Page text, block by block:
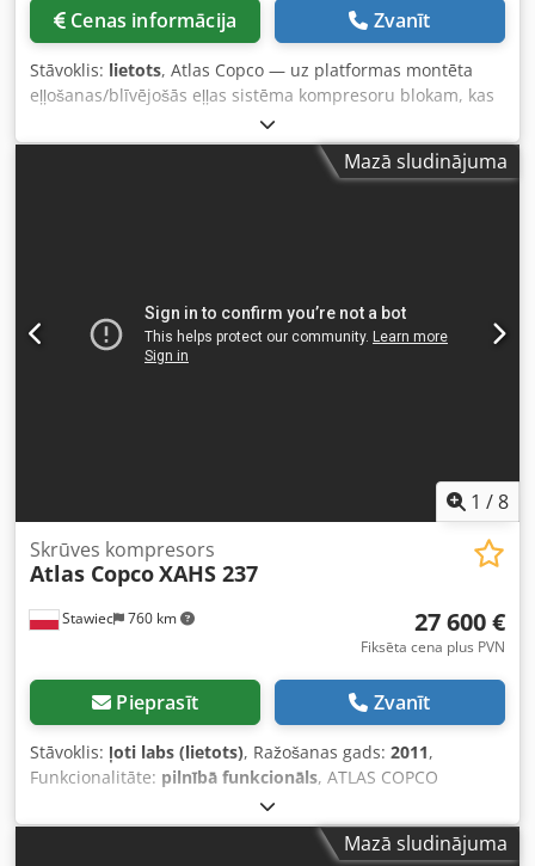
Cenas informācija Zvanīt
Stāvoklis: lietots, Atlas Copco — uz platformas montēta
eļļošanas/blīvējošās eļļas sistēma kompresoru blokam, kas
ietver pamatrezervuāru/tvertni ar sūkņiem, filtriem,
dzesētājiem un vārstu kolektoru. Komplektā ietilpst arī
iztukšošanas tvertne un dažādi rezerves elementi un
arī par katru galalietotāju. BPDD un EUS veidlapas var
lejupielādēt no mājaslapas.
Mazā sludinājuma
1 /8
Stawiec 760 km
Skrūves kompresors
Atlas CopcoXAHS 237
27 600 €
Fiksēta cena plus PVN
Pieprasīt Zvanīt
Stāvoklis: ļoti labs (lietots), Ražošanas gads: 2011,
Funkcionalitāte: pilnībā funkcionāls, ATLAS COPCO
XAHS237+ mobils kompresors ar galīgo dzesētāju, pēc
pilnas apkopes Codpeznba Eefx Ap Eeha Tehniskie dati:
jauda 14,20 m3/min; darba spiediens 12 bāri; ražošanas
Mazā sludinājuma